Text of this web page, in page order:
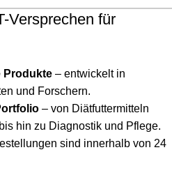
Versprechen für
Produkte – entwickelt in
und Forschern.
– von Diätfuttermitteln
hin zu Diagnostik und Pflege.
sind innerhalb von 24